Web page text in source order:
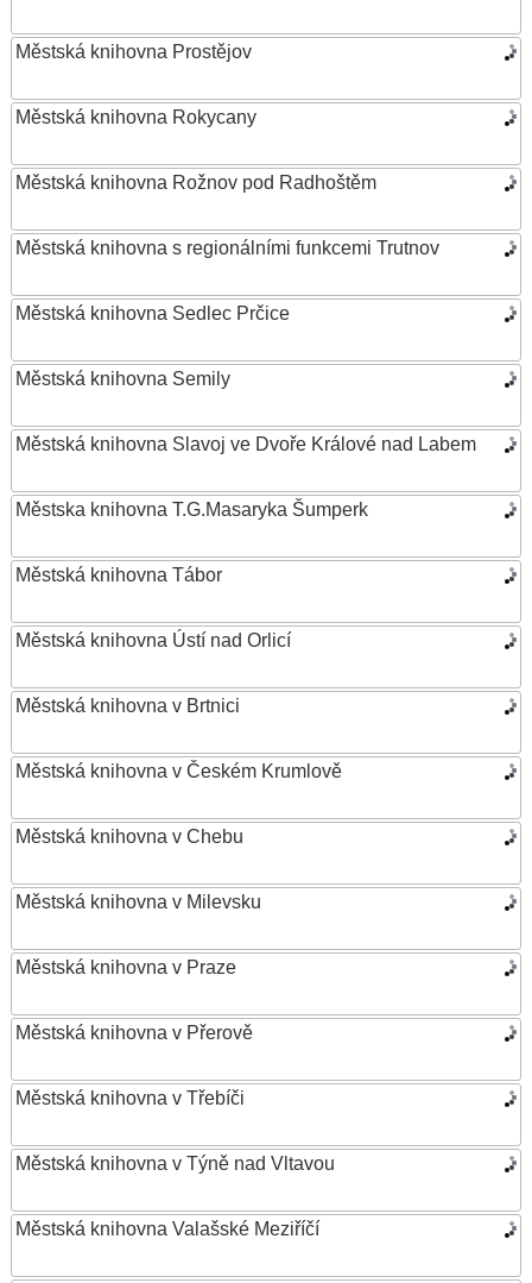
Městská knihovna Prostějov
Městská knihovna Rokycany
Městská knihovna Rožnov pod Radhoštěm
Městská knihovna s regionálními funkcemi Trutnov
Městská knihovna Sedlec Prčice
Městská knihovna Semily
Městská knihovna Slavoj ve Dvoře Králové nad Labem
Městska knihovna T.G.Masaryka Šumperk
Městská knihovna Tábor
Městská knihovna Ústí nad Orlicí
Městská knihovna v Brtnici
Městská knihovna v Českém Krumlově
Městská knihovna v Chebu
Městská knihovna v Milevsku
Městská knihovna v Praze
Městská knihovna v Přerově
Městská knihovna v Třebíči
Městská knihovna v Týně nad Vltavou
Městská knihovna Valašské Meziříčí